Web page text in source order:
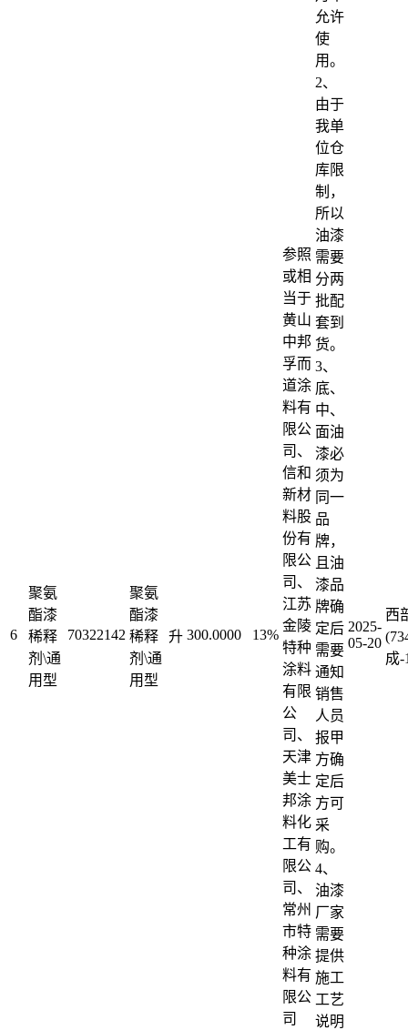
6
聚氨
酯漆
稀释
剂\通
用型
70322142
聚氨
酯漆
稀释
剂\通
用型
升 300.0000 13%
参照
或相
当于
黄山
中邦
孚而
道涂
料有
限公
司、
信和
新材
料股
份有
限公
司、
江苏
金陵
特种
涂料
有限
公
司、
天津
美士
邦涂
料化
工有
限公
司、
常州
市特
种涂
料有
限公
司
允许
使
用。
2、
由于
我单
位仓
库限
制，
所以
油漆
需要
分两
批配
套到
货。
3、
底、
中、
面油
漆必
须为
同一
品
牌，
且油
漆品
牌确
定后
需要
通知
销售
人员
报甲
方确
定后
方可
采
购。
4、
油漆
厂家
需要
提供
施工
工艺
说明
2025-
05-20
西
成-